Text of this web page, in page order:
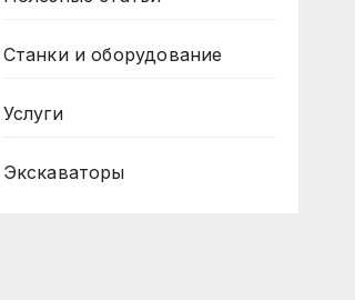
Станки и оборудование
Услуги
Экскаваторы